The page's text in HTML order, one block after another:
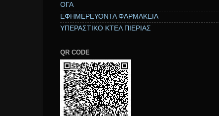
ΟΓΑ
ΕΦΗΜΕΡΕΥΟΝΤΑ ΦΑΡΜΑΚΕΙΑ
ΥΠΕΡΑΣΤΙΚΟ ΚΤΕΛ ΠΙΕΡΙΑΣ
QR CODE